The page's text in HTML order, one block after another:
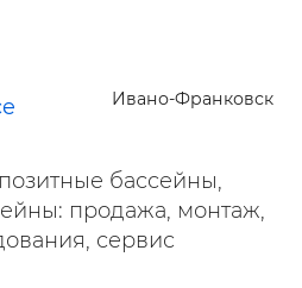
Ивано-Франковск
бассейны,
продажа, монтаж,
сервис